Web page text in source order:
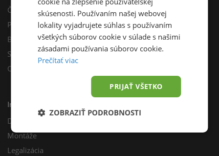
Často kladené otázky
Poradňa
Blog
Sprievodca výberom fotovoltiky
Odporúčací program
Inštalácie
Dotácie
Montáže
Legalizácia
skúsenosti. Používaním našej webovej
lokality vyjadrujete súhlas s používaním
všetkých súborov cookie v súlade s našimi
zásadami používania súborov cookie.
Prečítať viac
PRIJAŤ VŠETKO
ZOBRAZIŤ PODROBNOSTI